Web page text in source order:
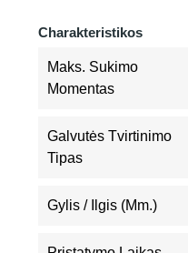
Charakteristikos
Maks. Sukimo
Momentas
Galvutės Tvirtinimo
Tipas
Gylis / Ilgis (mm.)